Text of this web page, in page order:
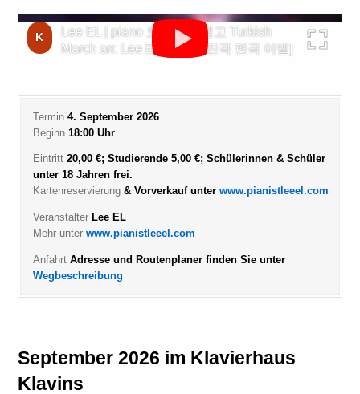
K
Lee EL | piano 모짜르트 탱고 Turkish
March arr. Lee EL [터키행진곡 편곡 이엘]
Termin4. September 2026
Beginn18:00 Uhr
Eintritt20,00 €; Studierende 5,00 €; Schülerinnen & Schüler
unter 18 Jahren frei.
Kartenreservierung& Vorverkauf unterwww.pianistleeel.com
Veranstalter Lee EL
Mehr unterwww.pianistleeel.com
AnfahrtAdresse und Routenplaner finden Sie unter
Wegbeschreibung
September 2026 im Klavierhaus
Klavins